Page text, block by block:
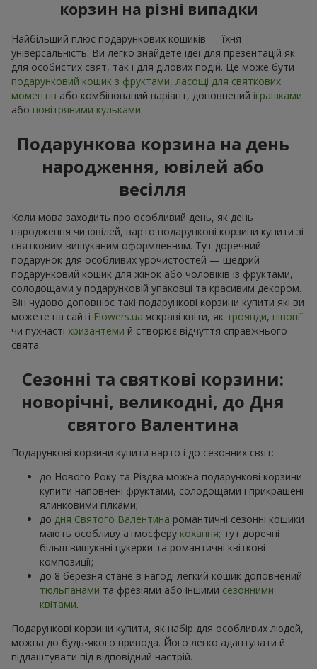
корзин на різні випадки
Найбільший плюс подарункових кошиків — їхня
універсальність. Ви легко знайдете ідеї для презентацій як
для особистих свят, так і для ділових подій. Це може бути
подарунковий кошик з фруктами, ласощі для святкових
моментів або комбінований варіант, доповнений іграшками
або повітряними кульками.
Подарункова корзина на день
народження, ювілей або
весілля
Коли мова заходить про особливий день, як день
народження чи ювілей, варто подарункові корзини купити зі
святковим вишуканим оформленням. Тут доречний
подарунок для особливих урочистостей — щедрий
подарунковий кошик для жінок або чоловіків із фруктами,
солодощами у подарунковій упаковці та красивим декором.
Він чудово доповнює такі подарункові корзини купити які ви
можете на сайті Flowers.ua яскраві квіти, як троянди, півонії
чи пухнасті хризантеми й створює відчуття справжнього
свята.
Сезонні та святкові корзини:
новорічні, великодні, до Дня
святого Валентина
Подарункові корзини купити варто і до сезонних свят:
до Нового Року та Різдва можна подарункові корзини
купити наповнені фруктами, солодощами і прикрашені
ялинковими гілками;
до дня Святого Валентина романтичні сезонні кошики
мають особливу атмосферу кохання; тут доречні
більш вишукані цукерки та романтичні квіткові
композиції;
до 8 березня стане в нагоді легкий кошик доповнений
тюльпанами та фрезіями або іншими сезонними
квітами.
Подарункові корзини купити, як набір для особливих людей,
можна до будь-якого привода. Його легко адаптувати й
підлаштувати під відповідний настрій.